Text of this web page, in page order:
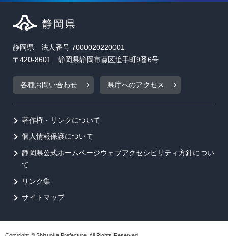
静岡県 法人番号 7000020220001
〒420-8601 静岡県静岡市葵区追手町9番6号
各種お問い合わせ 県庁へのアクセス
著作権・リンクについて
個人情報保護について
静岡県公式ホームページウェブアクセシビリティ方針につい
て
リンク集
サイトマップ